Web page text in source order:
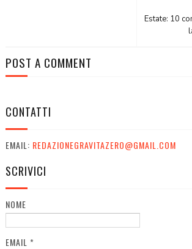
Estate: 10
POST A COMMENT
CONTATTI
EMAIL: REDAZIONEGRAVITAZERO@GMAIL.COM
SCRIVICI
NOME
EMAIL *